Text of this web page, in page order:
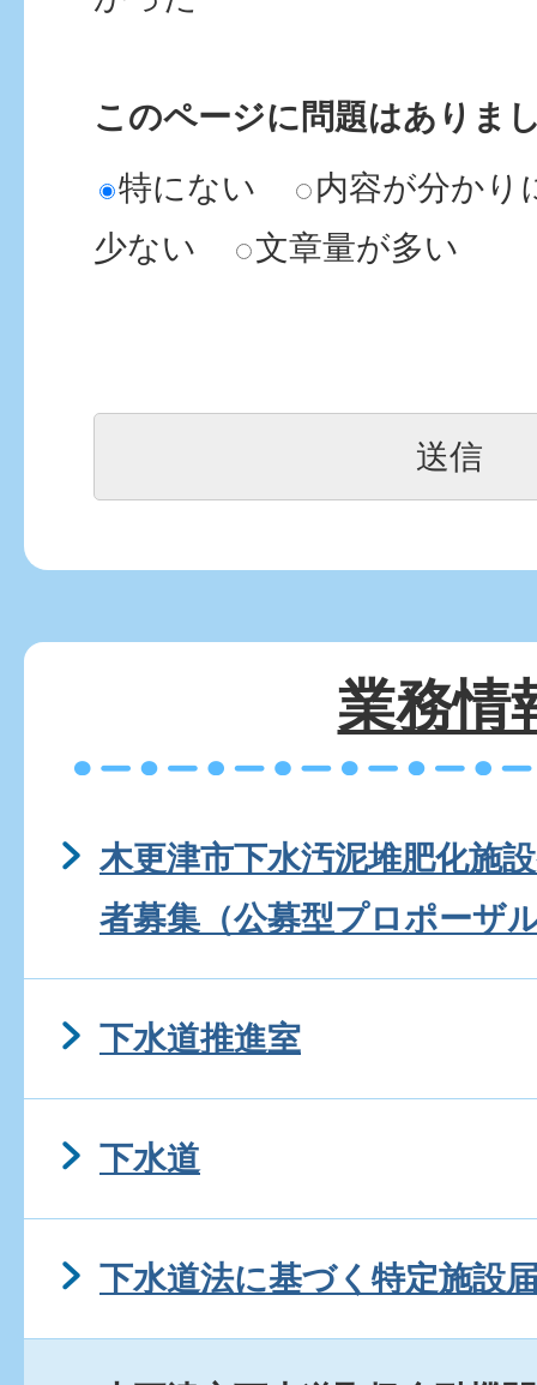
このページに問題はありま
特にない
内容が分かり
少ない
文章量が多い
業務情
木更津市下水汚泥堆肥化施
者募集（公募型プロポーザ
下水道推進室
下水道
下水道法に基づく特定施設